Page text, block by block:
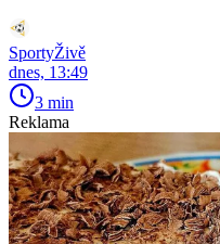
SportyŽivě
dnes, 13:49
3 min
Reklama